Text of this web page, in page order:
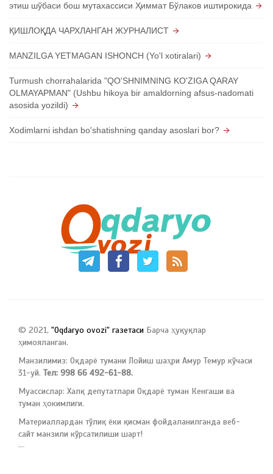
этиш шўбаси бош мутахассиси Ҳиммат Бўлаков иштирокида
ҚИШЛОҚДА ЧАРХЛАНГАН ЖУРНАЛИСТ
MANZILGA YETMAGAN ISHONCH (Yo'l xotiralari)
Turmush chorrahalarida "QO'SHNIMNING KO'ZIGA QARAY
OLMAYAPMAN" (Ushbu hikoya bir amaldorning afsus-nadomati
asosida yozildi)
Xodimlarni ishdan bo'shatishning qanday asoslari bor?
© 2021, "Oqdaryo ovozi" газетаси Барча ҳуқуқлар
ҳимояланган.
Манзилимиз: Оқдарё тумани Лойиш шаҳри Амур Темур кўчаси
31-уй. Тел: 998 66 492-61-88.
Муассислар: Халқ депутатлари Оқдарё туман Кенгаши ва
туман ҳокимлиги.
Материаллардан тўлиқ ёки қисман фойдаланилганда веб-
сайт манзили кўрсатилиши шарт!